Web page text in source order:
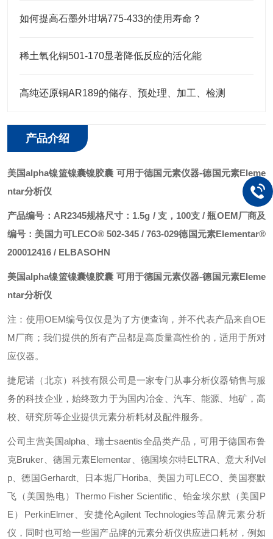
如何提高石墨外坩埚775-433的使用寿命？
稀土氧化铜501-170显著降低反应的活化能
高纯还原铜AR189的储存、预处理、加工、检测
产品介绍
美国alpha镍篮镍囊镍胶囊 可用于德国元素仪器-德国元素Eleme
ntar分析仪
产品编号：AR2345规格尺寸：1.5g / 支，100支 / 瓶OEM厂商及
编号： 美国力可LECO® 502-345 / 763-029德国元素Elementar®
200012416 / ELBASOHN
美国alpha镍篮镍囊镍胶囊 可用于德国元素仪器-德国元素Eleme
ntar分析仪
注：使用OEM编号仅仅是为了方便查询，并不代表产品来自OE
M厂商；我们提供的所有产品都是高质量高性价的，适用于所对
应仪器。
捷尼诺（北京）科技有限公司是一家专门从事分析仪器销售与服
务的科技企业，始终致力于为国内冶金、汽车、能源、地矿，高
校、研究所等企业提供元素分析耗材及配件服务。
公司主营美国alpha、瑞士saentis全品类产品，可用于德国布鲁
克Bruker、德国元素Elementar、德国埃尔特ELTRA、意大利Vel
p、德国Gerhardt、日本堀厂Horiba、美国力可LECO、美国赛默
飞（美国热电）Thermo Fisher Scientific、铂金埃尔默（美国P
E）PerkinElmer、安捷伦Agilent Technologies等品牌元素分析
仪，同时也可给一些国产品牌的元素分析仪供应进口耗材，例如